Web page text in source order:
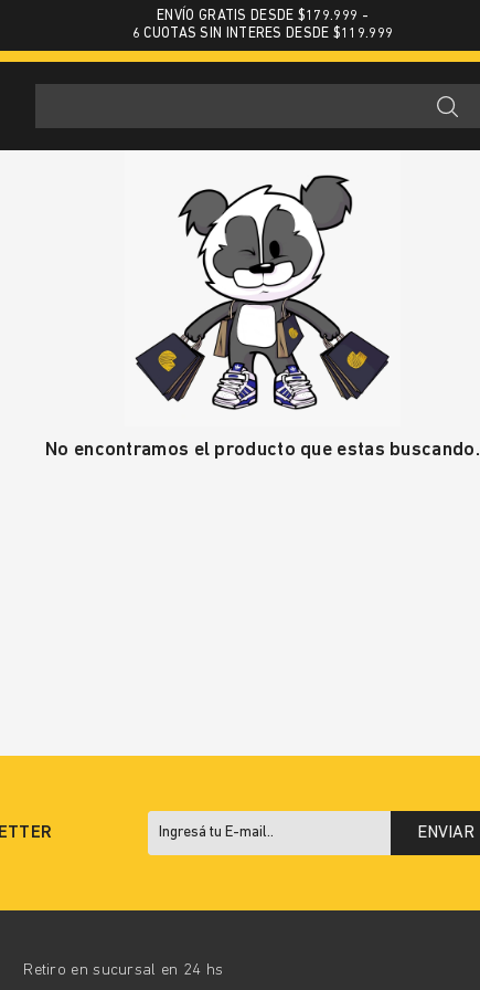
ENVÍO GRATIS DESDE $179.999 -
6 CUOTAS SIN INTERES DESDE $119.999
No encontramos el producto que estas buscando.
ENVIAR
Retiro en sucursal en 24 hs